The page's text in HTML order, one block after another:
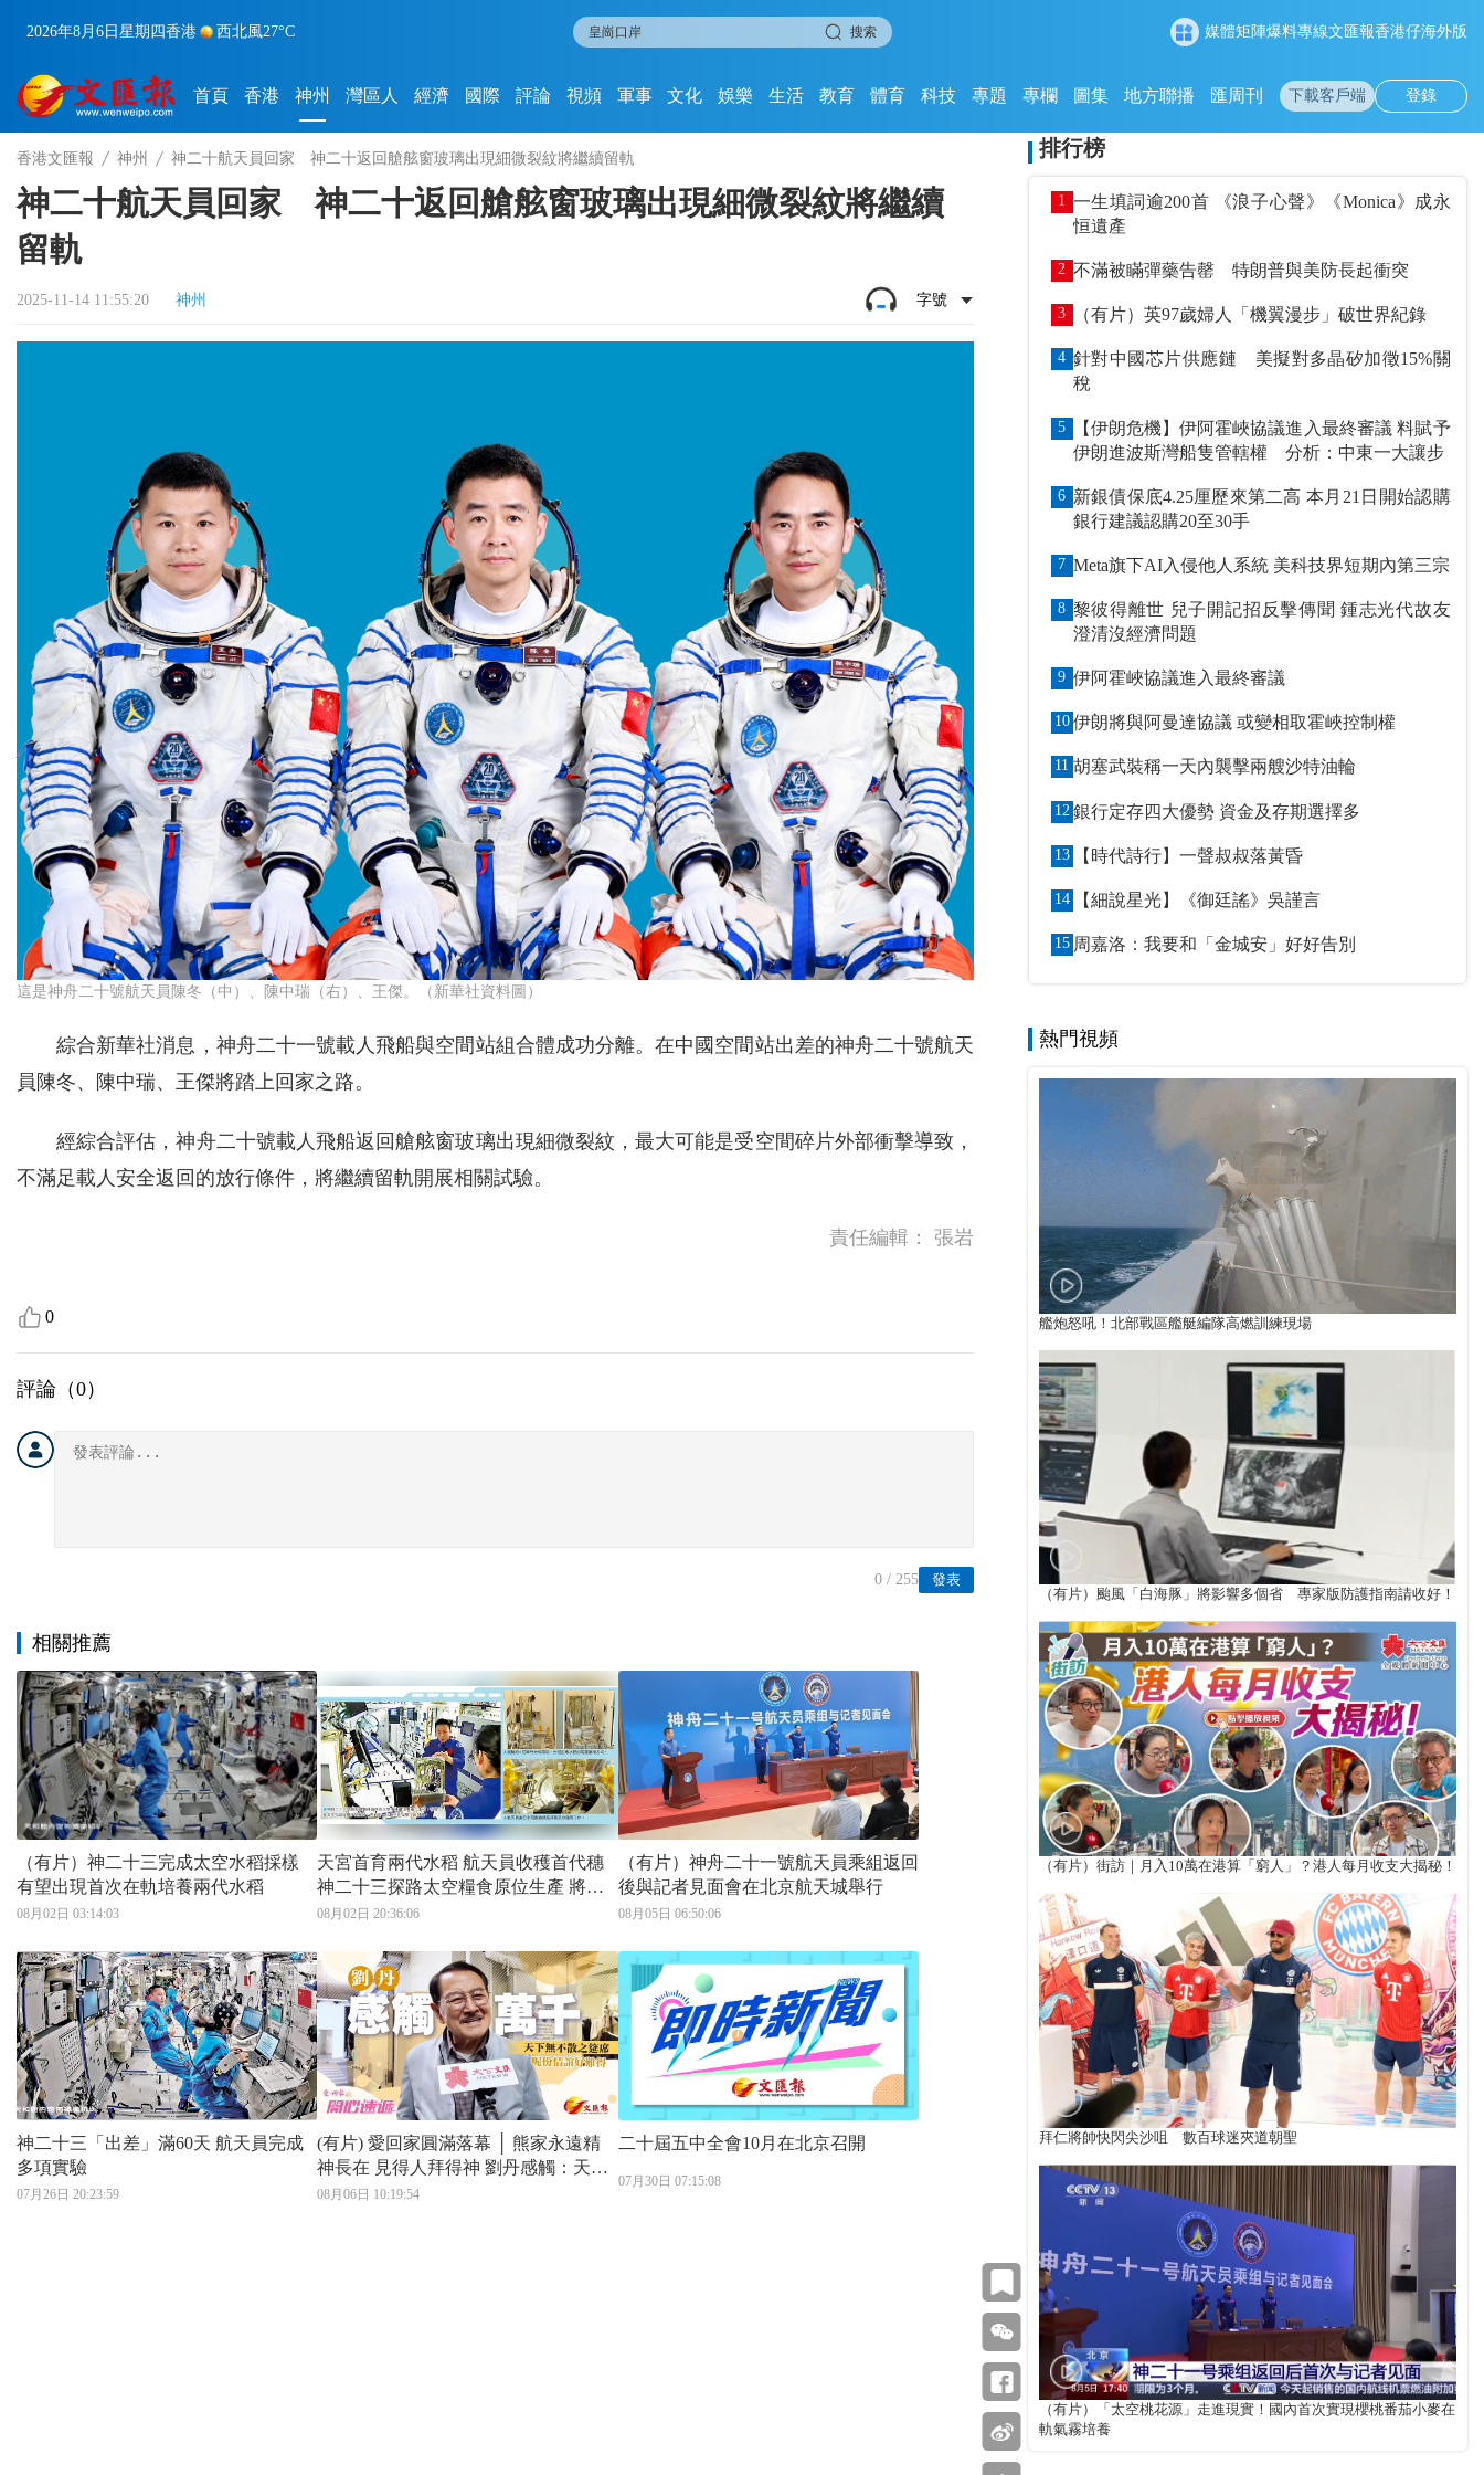
2026年8月6日 星期四香港 西北風27°C 搜索 媒體矩陣爆料專線文匯報香港仔海外版
首頁 香港 神州 灣區人 經濟 國際 評論 視頻 軍事 文化 娛樂 生活 教育 體育 科技 專題 專欄 圖集 地方聯播 匯周刊 下載客戶端 登錄
香港文匯報 神州 神二十航天員回家 神二十返回艙舷窗玻璃出現細微裂紋將繼續留軌
神二十航天員回家 神二十返回艙舷窗玻璃出現細微裂紋將繼續
留軌
2025-11-14 11:55:20 神州 字號
這是神舟二十號航天員陳冬（中）、陳中瑞（右）、王傑。（新華社資料圖）
綜合新華社消息，神舟二十一號載人飛船與空間站組合體成功分離。在中國空間站出差的神舟二十號航天
員陳冬、陳中瑞、王傑將踏上回家之路。
經綜合評估，神舟二十號載人飛船返回艙舷窗玻璃出現細微裂紋，最大可能是受空間碎片外部衝擊導致，
不滿足載人安全返回的放行條件，將繼續留軌開展相關試驗。
責任編輯： 張岩
0
評論（0）
發表
0 / 255
相關推薦
（有片）神二十三完成太空水稻採樣
有望出現首次在軌培養兩代水稻
08月02日 03:14:03
天宮首育兩代水稻 航天員收穫首代穗
神二十三探路太空糧食原位生產 將二
次播種並帶回莖葉研究
08月02日 20:36:06
（有片）神舟二十一號航天員乘組返回
後與記者見面會在北京航天城舉行
08月05日 06:50:06
神二十三「出差」滿60天 航天員完成
多項實驗
07月26日 20:23:59
(有片) 愛回家圓滿落幕 │ 熊家永遠精
神長在 見得人拜得神 劉丹感觸：天下
無不散之筵席
08月06日 10:19:54
二十屆五中全會10月在北京召開
07月30日 07:15:08
排行榜
1 一生填詞逾200首 《浪子心聲》《Monica》成永
恒遺產
2 不滿被瞞彈藥告罄 特朗普與美防長起衝突
3 （有片）英97歲婦人「機翼漫步」破世界紀錄
4 針對中國芯片供應鏈 美擬對多晶矽加徵15%關
稅
5
【伊朗危機】伊阿霍峽協議進入最終審議 料賦予
伊朗進波斯灣船隻管轄權 分析：中東一大讓步
6 新銀債保底4.25厘歷來第二高 本月21日開始認購
銀行建議認購20至30手
7 Meta旗下AI入侵他人系統 美科技界短期內第三宗
8 黎彼得離世 兒子開記招反擊傳聞 鍾志光代故友
澄清沒經濟問題
9 伊阿霍峽協議進入最終審議
10 伊朗將與阿曼達協議 或變相取霍峽控制權
11 胡塞武裝稱一天內襲擊兩艘沙特油輪
12 銀行定存四大優勢 資金及存期選擇多
13 【時代詩行】一聲叔叔落黃昏
14 【細說星光】《御廷謠》吳謹言
15 周嘉洛：我要和「金城安」好好告別
熱門視頻
艦炮怒吼！北部戰區艦艇編隊高燃訓練現場
（有片）颱風「白海豚」將影響多個省 專家版防護指南請收好！
（有片）街訪｜月入10萬在港算「窮人」？港人每月收支大揭秘！
拜仁將帥快閃尖沙咀 數百球迷夾道朝聖
（有片）「太空桃花源」走進現實！國內首次實現櫻桃番茄小麥在
軌氣霧培養